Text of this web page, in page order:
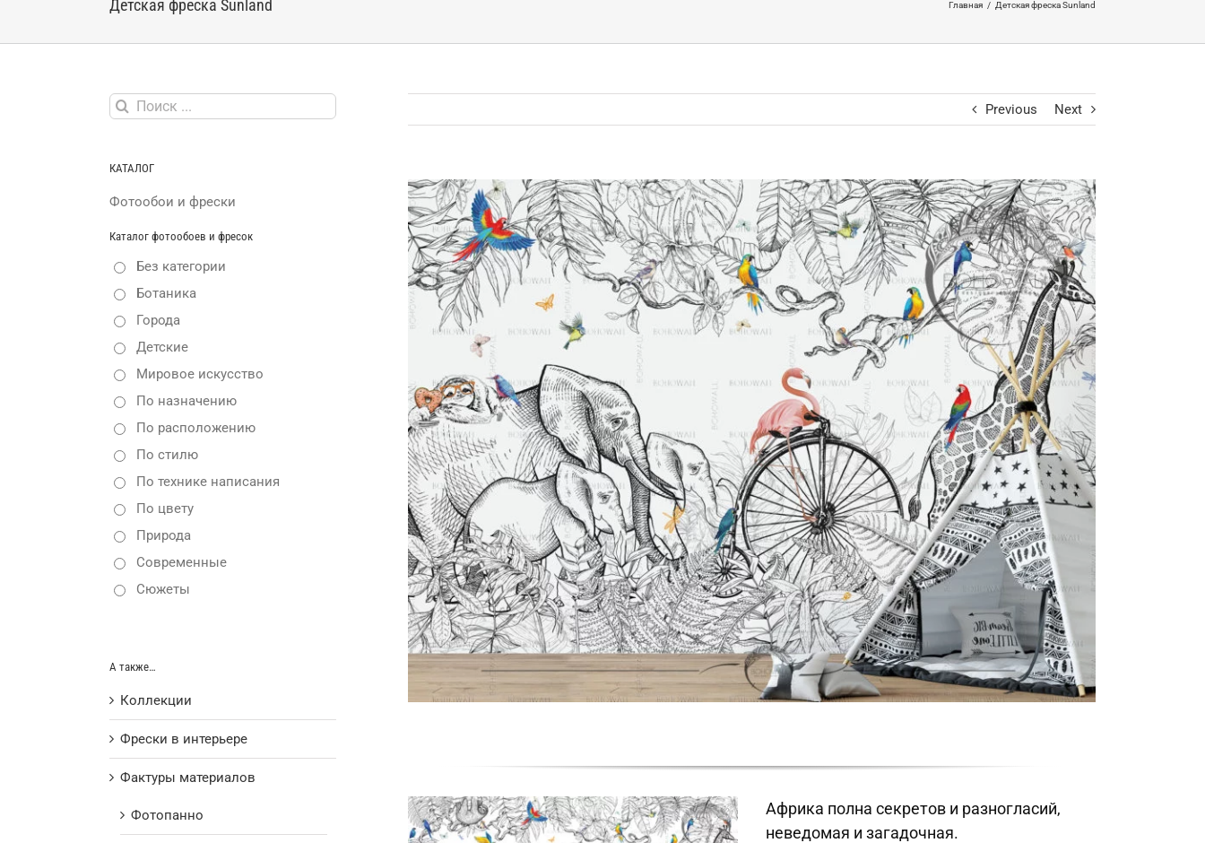
Детская фреска Sunland Главная / Детская фреска Sunland
Previous Next
View
Larger
Image
Африка полна секретов и разногласий,
неведомая и загадочная.
Результат
поиска:
КАТАЛОГ
Фотообои и фрески
Каталог фотообоев и фресок
Без категории
Ботаника
Города
Детские
Мировое искусство
По назначению
По расположению
По стилю
По технике написания
По цвету
Природа
Современные
Сюжеты
А также…
Коллекции
Фрески в интерьере
Фактуры материалов
Фотопанно